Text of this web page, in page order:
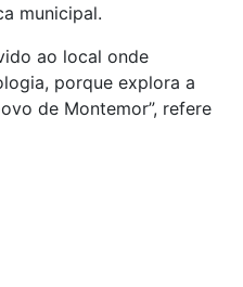
municipal.
ao local onde
porque explora a
de Montemor”, refere